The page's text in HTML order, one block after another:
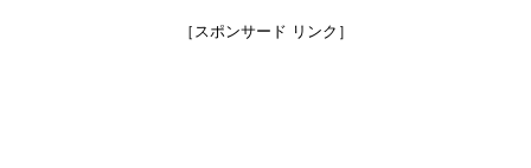
［スポンサード リンク］